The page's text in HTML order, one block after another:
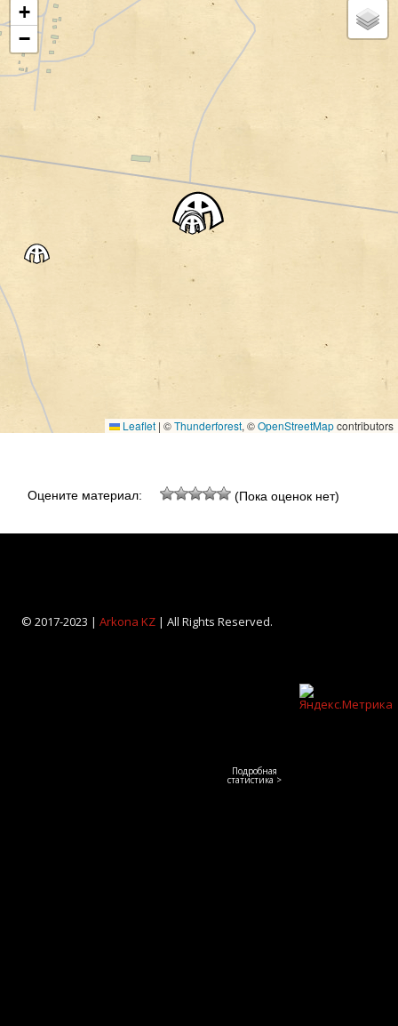
+
−
Leaflet | ©Thunderforest, ©OpenStreetMapcontributors
Оцените материал: (Пока оценок нет)
© 2017-2023 | Arkona KZ| All Rights Reserved.
Подробная
статистика >